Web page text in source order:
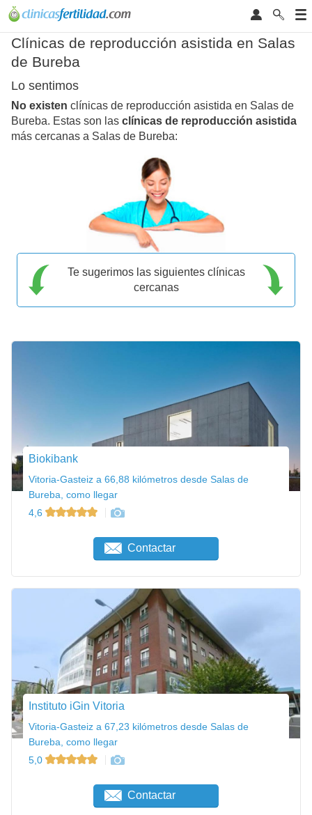
Clínicas de reproducción asistida en Salas
de Bureba
Lo sentimos
No existen clínicas de reproducción asistida en Salas de
Bureba. Estas son las clínicas de reproducción asistida
más cercanas a Salas de Bureba:
Te sugerimos las siguientes clínicas
cercanas
Biokibank
Vitoria-Gasteiz a 66,88 kilómetros desde Salas de
Bureba, como llegar
4,6
Contactar
Instituto iGin Vitoria
Vitoria-Gasteiz a 67,23 kilómetros desde Salas de
Bureba, como llegar
5,0
Contactar